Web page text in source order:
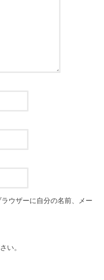
ウザーに自分の名前、メー
い。